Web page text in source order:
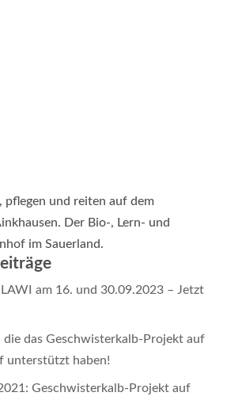
pflegen und reiten auf dem
Der Bio-, Lern- und
im Sauerland.
am 16. und 30.09.2023 – Jetzt
die das Geschwisterkalb-Projekt auf
unterstützt haben!
Geschwisterkalb-Projekt auf